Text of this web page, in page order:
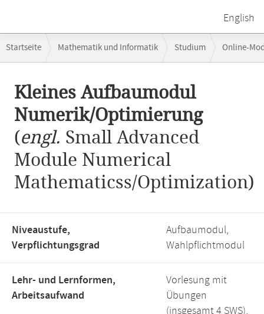
English
Navigation
Startseite Mathematik und Informatik Studium Online-
Kleines Aufbaumodul
Numerik/Optimierung
(engl. Small Advanced
Module Numerical
Mathematicss/Optimization)
Niveaustufe,
Verpflichtungsgrad
Aufbaumodul,
Wahlpflichtmodul
Lehr- und Lernformen,
Arbeitsaufwand
Vorlesung mit
Übungen
(insgesamt 4 SWS),